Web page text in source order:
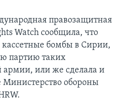
правозащитная
Watch сообщила, что
кассетные бомбы в Сирии,
партию таких
армии, или же сделала и
Министерство обороны